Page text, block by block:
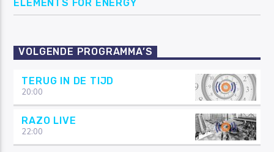
ELEMENTS FOR ENERGY
VOLGENDE PROGRAMMA’S
TERUG IN DE TIJD
20:00
RAZO LIVE
22:00